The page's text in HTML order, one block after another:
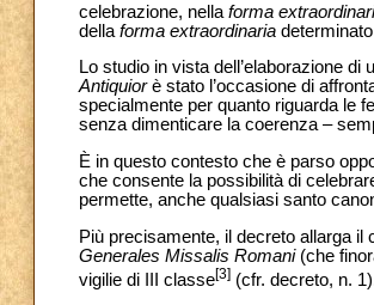
celebrazione, nella forma
della forma extraordinaria
Lo studio in vista dell’elaborazione
Antiquiorè stato l’occasione di
specialmente per quanto riguarda le
senza dimenticare la coerenza –
È in questo contesto che è parso
che consente la possibilità di
permette, anche qualsiasi santo
Più precisamente, il decreto allarga
Generales Missalis Romani(che
vigilie di III classe[3] (cfr. decreto, n.